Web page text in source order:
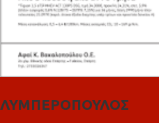
ΛΥΜΠΕΡΟΠΟΥΛΟΣ